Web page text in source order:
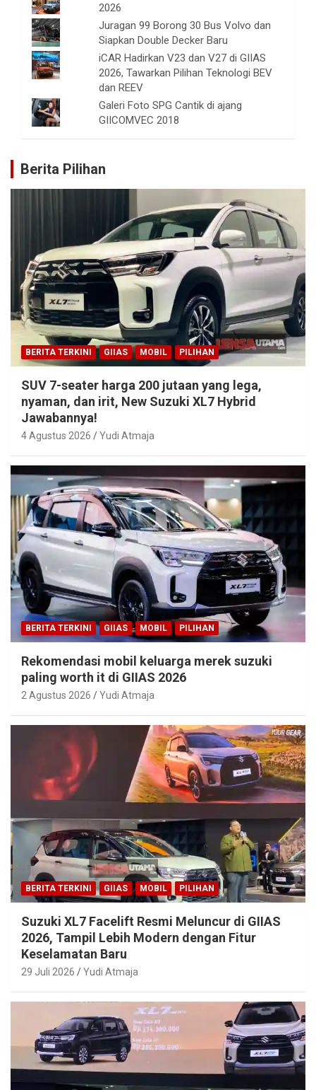
2026
Juragan 99 Borong 30 Bus Volvo dan
Siapkan Double Decker Baru
iCAR Hadirkan V23 dan V27 di GIIAS
2026, Tawarkan Pilihan Teknologi BEV
dan REEV
Galeri Foto SPG Cantik di ajang
GIICOMVEC 2018
Berita Pilihan
BERITA TERKINI GIIAS MOBIL PILIHAN
SUV 7-seater harga 200 jutaan yang lega,
nyaman, dan irit, New Suzuki XL7 Hybrid
Jawabannya!
4 Agustus 2026 Yudi Atmaja
BERITA TERKINI GIIAS MOBIL PILIHAN
Rekomendasi mobil keluarga merek suzuki
paling worth it di GIIAS 2026
2 Agustus 2026 Yudi Atmaja
BERITA TERKINI GIIAS MOBIL PILIHAN
Suzuki XL7 Facelift Resmi Meluncur di GIIAS
2026, Tampil Lebih Modern dengan Fitur
Keselamatan Baru
29 Juli 2026 Yudi Atmaja